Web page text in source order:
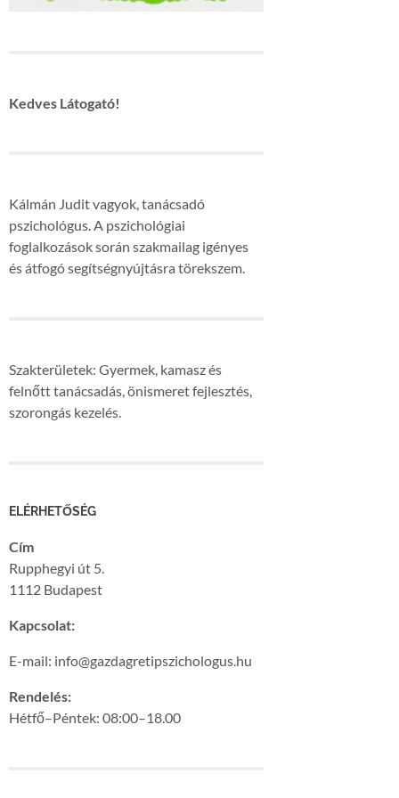
Kedves Látogató!
Kálmán Judit vagyok, tanácsadó
pszichológus. A pszichológiai
foglalkozások során szakmailag igényes
és átfogó segítségnyújtásra törekszem.
Szakterületek: Gyermek, kamasz és
felnőtt tanácsadás, önismeret fejlesztés,
szorongás kezelés.
ELÉRHETŐSÉG
Cím
Rupphegyi út 5.
1112 Budapest
Kapcsolat:
E-mail: info@gazdagretipszichologus.hu
Rendelés:
Hétfő–Péntek: 08:00–18.00